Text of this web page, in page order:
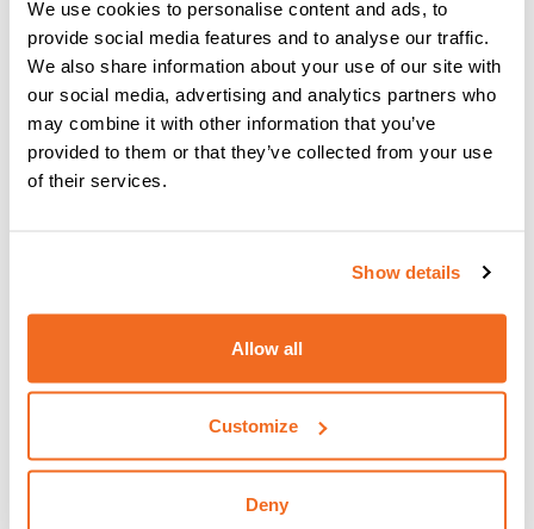
We use cookies to personalise content and ads, to
provide social media features and to analyse our traffic.
We also share information about your use of our site with
our social media, advertising and analytics partners who
may combine it with other information that you’ve
provided to them or that they’ve collected from your use
of their services.
Show details
Allow all
Customize
Deny
CWS: CEA WELDING SUPERVISOR